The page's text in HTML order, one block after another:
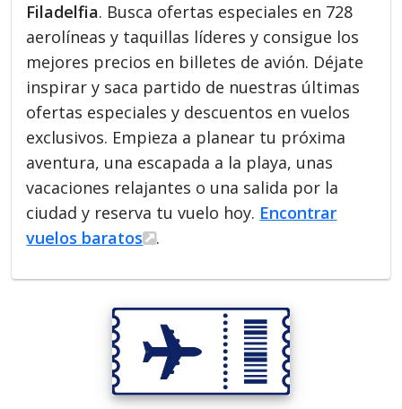
Filadelfia. Busca ofertas especiales en 728
aerolíneas y taquillas líderes y consigue los
mejores precios en billetes de avión. Déjate
inspirar y saca partido de nuestras últimas
ofertas especiales y descuentos en vuelos
exclusivos. Empieza a planear tu próxima
aventura, una escapada a la playa, unas
vacaciones relajantes o una salida por la
ciudad y reserva tu vuelo hoy. Encontrar
vuelos baratos
.